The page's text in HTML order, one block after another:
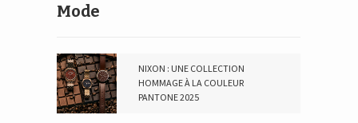
Mode
NIXON : UNE COLLECTION
HOMMAGE À LA COULEUR
PANTONE 2025